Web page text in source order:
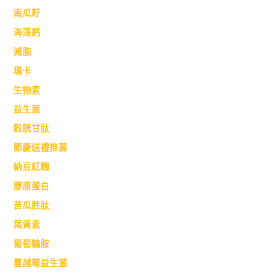
南瓜籽
海藻鈣
減脂
瑪卡
生物素
益生菌
穀胱甘肽
節慶送禮推薦
納豆紅麴
膠原蛋白
苦瓜胜肽
葉黃素
葡萄糖胺
蔓越莓益生菌